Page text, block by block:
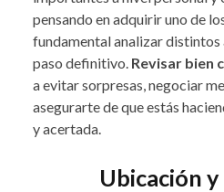
pensando en adquirir uno de
fundamental analizar distintos
paso definitivo. Revisar bien
a evitar sorpresas, negociar
asegurarte de que estás
y acertada.
Ubicación